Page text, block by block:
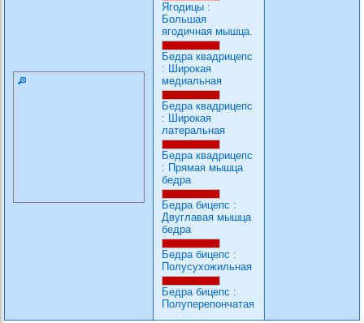
Ягодицы :
Большая
ягодичная мышца.
Бедра квадрицепс
: Широкая
медиальная
Бедра квадрицепс
: Широкая
латеральная
Бедра квадрицепс
: Прямая мышца
бедра
Бедра бицепс :
Двуглавая мышца
бедра
Бедра бицепс :
Полусухожильная
Бедра бицепс :
Полуперепончатая